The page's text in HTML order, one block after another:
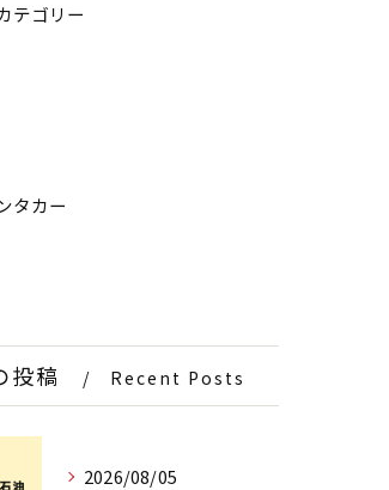
テゴリー
タカー
投稿 Recent Posts
2026/08/05